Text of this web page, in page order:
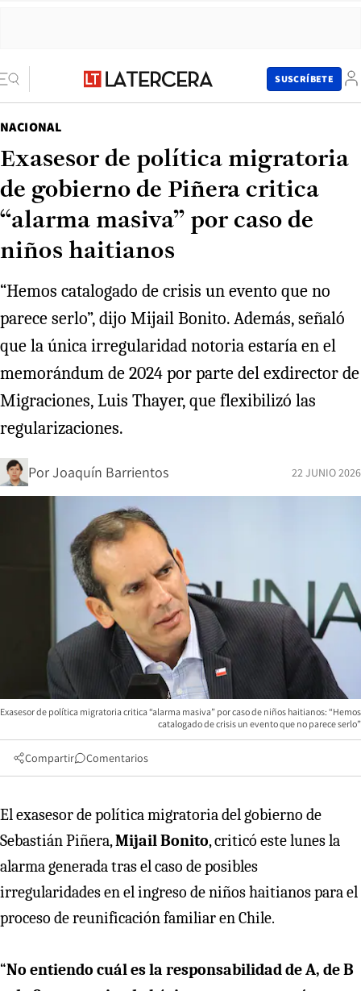
SUSCRÍBETE
NACIONAL
Exasesor de política migratoria
de gobierno de Piñera critica
“alarma masiva” por caso de
niños haitianos
“Hemos catalogado de crisis un evento que no
parece serlo”, dijo Mijail Bonito. Además, señaló
que la única irregularidad notoria estaría en el
memorándum de 2024 por parte del exdirector de
Migraciones, Luis Thayer, que flexibilizó las
regularizaciones.
PorJoaquín Barrientos 22 JUNIO 2026
Exasesor de política migratoria critica “alarma masiva” por caso de niños haitianos: “Hemos
catalogado de crisis un evento que no parece serlo”
Compartir Comentarios
El exasesor de política migratoria del gobierno de
Sebastián Piñera,Mijail Bonito, criticó este lunes la
alarma generada tras el caso de posibles
irregularidades en el ingreso de niños haitianos para el
proceso de reunificación familiar en Chile.
“No entiendo cuál es la responsabilidad de A, de B